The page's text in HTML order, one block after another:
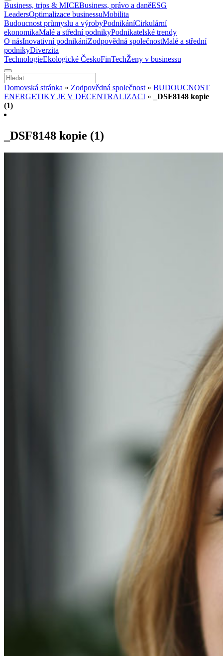
Business, trips & MICEBusiness, právo a daněESG
LeadersOptimalizace businessuMobilita
Budoucnost průmyslu a výrobyPodnikáníCirkulární
ekonomikaMalé a střední podnikyPodnikatelské trendy
O násInovativní podnikáníZodpovědná společnostMalé a střední
podnikyDiverzita
TechnologieEkologické ČeskoFinTechŽeny v businessu
Domovská stránka » Zodpovědná společnost » BUDOUCNOST
ENERGETIKY JE V DECENTRALIZACI »
_DSF8148 kopie
(1)
_DSF8148 kopie (1)